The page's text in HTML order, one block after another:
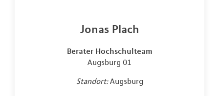
Jonas Plach
Berater Hochschulteam
Augsburg 01
Standort: Augsburg